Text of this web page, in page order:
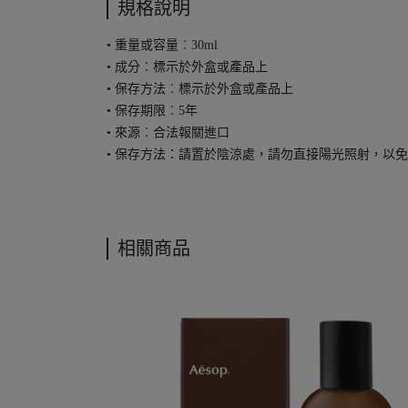
規格說明
• 重量或容量︰30ml
• 成分︰標示於外盒或產品上
• 保存方法︰標示於外盒或產品上
• 保存期限︰5年
• 來源︰合法報關進口
• 保存方法：請置於陰涼處，請勿直接陽光照射，以
相關商品